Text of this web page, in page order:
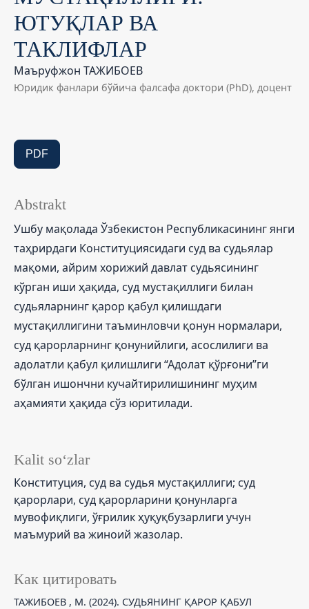
ЮТУҚЛАР ВА
ТАКЛИФЛАР
Маъруфжон ТАЖИБОЕВ
Юридик фанлари бўйича фалсафа доктори (PhD), доцент
PDF
Kalit so‘zlar
Конституция, суд ва судья мустақиллиги; суд
қарорлари, суд қарорларини қонунларга
мувофиқлиги, ўғрилик ҳуқуқбузарлиги учун
маъмурий ва жиноий жазолар.
Как цитировать
ТАЖИБОЕВ , М. (2024). СУДЬЯНИНГ ҚАРОР ҚАБУЛ
Abstrakt
Ушбу мақолада Ўзбекистон Республикасининг янги
таҳрирдаги Конституциясидаги суд ва судьялар
мақоми, айрим хорижий давлат судьясининг
кўрган иши ҳақида, суд мустақиллиги билан
судьяларнинг қарор қабул қилишдаги
мустақиллигини таъминловчи қонун нормалари,
суд қарорларнинг қонунийлиги, асослилиги ва
адолатли қабул қилишлиги “Адолат қўрғони”ги
бўлган ишончни кучайтирилишининг муҳим
аҳамияти ҳақида сўз юритилади.